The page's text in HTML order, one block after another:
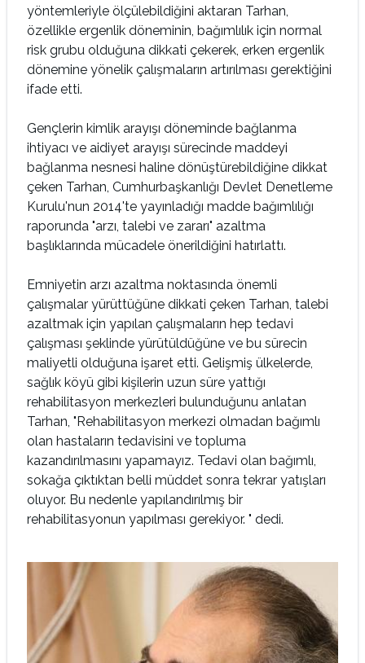
yöntemleriyle ölçülebildiğini aktaran Tarhan,
özellikle ergenlik döneminin, bağımlılık için normal
risk grubu olduğuna dikkati çekerek, erken ergenlik
dönemine yönelik çalışmaların artırılması gerektiğini
ifade etti.
Gençlerin kimlik arayışı döneminde bağlanma
ihtiyacı ve aidiyet arayışı sürecinde maddeyi
bağlanma nesnesi haline dönüştürebildiğine dikkat
çeken Tarhan, Cumhurbaşkanlığı Devlet Denetleme
Kurulu'nun 2014'te yayınladığı madde bağımlılığı
raporunda "arzı, talebi ve zararı" azaltma
başlıklarında mücadele önerildiğini hatırlattı.
Emniyetin arzı azaltma noktasında önemli
çalışmalar yürüttüğüne dikkati çeken Tarhan, talebi
azaltmak için yapılan çalışmaların hep tedavi
çalışması şeklinde yürütüldüğüne ve bu sürecin
maliyetli olduğuna işaret etti. Gelişmiş ülkelerde,
sağlık köyü gibi kişilerin uzun süre yattığı
rehabilitasyon merkezleri bulunduğunu anlatan
Tarhan, "Rehabilitasyon merkezi olmadan bağımlı
olan hastaların tedavisini ve topluma
kazandırılmasını yapamayız. Tedavi olan bağımlı,
sokağa çıktıktan belli müddet sonra tekrar yatışları
oluyor. Bu nedenle yapılandırılmış bir
rehabilitasyonun yapılması gerekiyor. " dedi.